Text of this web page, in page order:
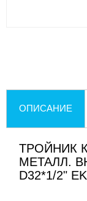
ОПИСАНИЕ
ТРОЙНИК
МЕТАЛЛ.
D32*1/2"